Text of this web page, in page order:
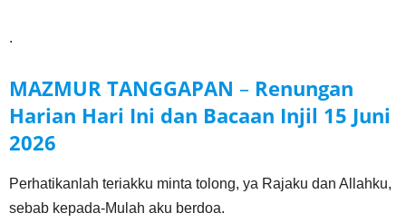
.
MAZMUR TANGGAPAN – Renungan
Harian Hari Ini dan Bacaan Injil 15 Juni
2026
Perhatikanlah teriakku minta tolong, ya Rajaku dan Allahku,
sebab kepada-Mulah aku berdoa.